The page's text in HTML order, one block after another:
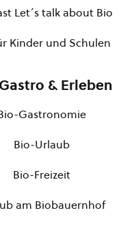
Let´s talk about Bio
Kinder und Schulen
& Erleben
Gastronomie
Bio-Urlaub
Bio-Freizeit
am Biobauernhof